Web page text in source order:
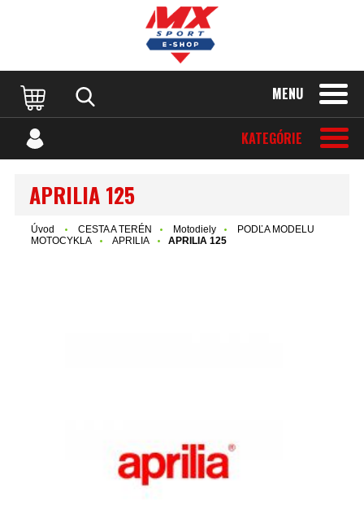
MENU
KATEGÓRIE
APRILIA 125
Úvod CESTA A TERÉN Motodiely
PODĽA MODELU
MOTOCYKLA
APRILIA APRILIA 125